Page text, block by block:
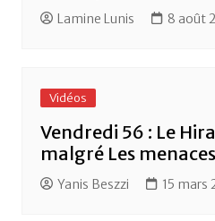
Lamine Lunis 8 août
Vidéos
Vendredi 56 : Le
malgré Les
Yanis Beszzi 15 mars